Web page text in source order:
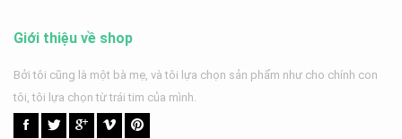
Giới thiệu về shop
Bởi tôi cũng là một bà mẹ, và tôi lựa chọn sản phẩm như cho chính con
tôi, tôi lựa chọn từ trái tim của mình.